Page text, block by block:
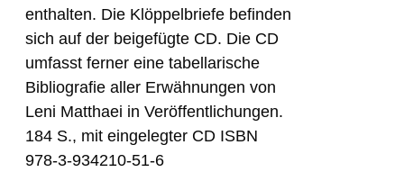
enthalten. Die Klöppelbriefe befinden
sich auf der beigefügte CD. Die CD
umfasst ferner eine tabellarische
Bibliografie aller Erwähnungen von
Leni Matthaei in Veröffentlichungen.
184 S., mit eingelegter CD ISBN
978-3-934210-51-6